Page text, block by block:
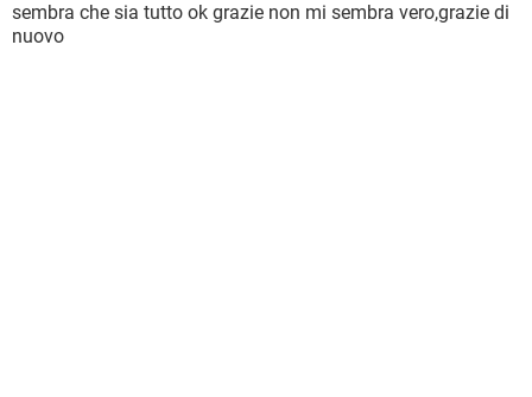
sembra che sia tutto ok grazie non mi sembra vero,grazie di
nuovo